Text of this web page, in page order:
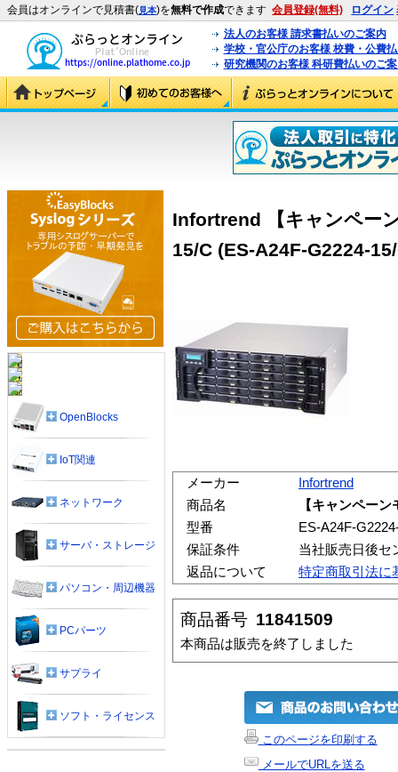
会員はオンラインで見積書(見本)を無料で作成できます 会員登録(無料) ログイン
法人のお客様 請求書払いのご案内
学校・官公庁のお客様 校費・公費
研究機関のお客様 科研費払いのご
Infortrend 【キャンペー
15/C (ES-A24F-G2224-
メーカー
Infortrend
商品名
【キャンペー
型番
ES-A24F-
保証条件
当社販売日後セ
返品について
特定商取引法に
商品番号 11841509
本商品は販売を終了しました
このページを印刷する
メールでURLを送る
OpenBlocks
IoT関連
ネットワーク
サーバ・ストレージ
パソコン・周辺機器
PCパーツ
サプライ
ソフト・ライセンス